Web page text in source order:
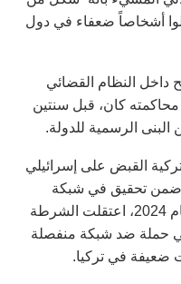
أشخاصاً ضعفاء في دول
النظام القضائي
محاكمته كان، قبل سنتين
الرسمية للدولة.
التركية القبض على إسرائيلي
ضمن تحقيق في شبكة
استهدفت لاجئين سوريين. وحتى العام 2024، اعتقلت الشرطة
في حملة ضد شبكة منفصلة
ضعيفة في تركيا.